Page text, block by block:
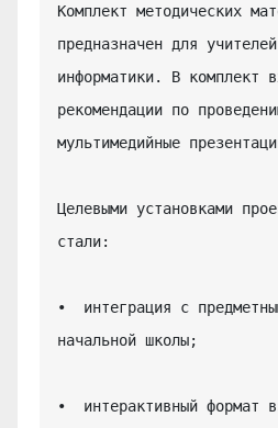
Комплект методических
предназначен для
информатики. В комплект
рекомендации по
мультимедийные
Целевыми установками
стали:
•  интеграция с
начальной школы;
•  интерактивный формат